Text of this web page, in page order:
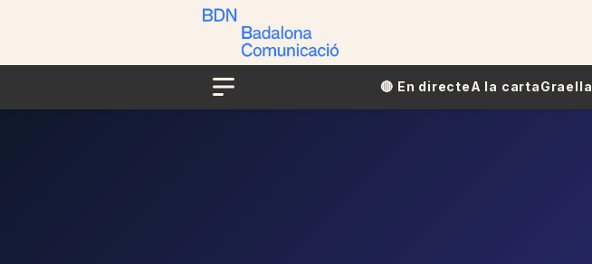
Menu
🔴​​ En directeA la cartaGraella